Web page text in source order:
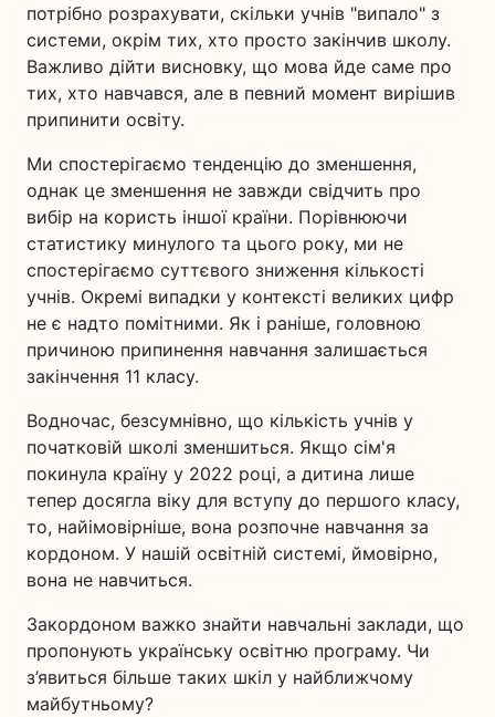
потрібно розрахувати, скільки учнів "випало" з
системи, окрім тих, хто просто закінчив школу.
Важливо дійти висновку, що мова йде саме про
тих, хто навчався, але в певний момент вирішив
припинити освіту.
Ми спостерігаємо тенденцію до зменшення,
однак це зменшення не завжди свідчить про
вибір на користь іншої країни. Порівнюючи
статистику минулого та цього року, ми не
спостерігаємо суттєвого зниження кількості
учнів. Окремі випадки у контексті великих цифр
не є надто помітними. Як і раніше, головною
причиною припинення навчання залишається
закінчення 11 класу.
Водночас, безсумнівно, що кількість учнів у
початковій школі зменшиться. Якщо сім'я
покинула країну у 2022 році, а дитина лише
тепер досягла віку для вступу до першого класу,
то, найімовірніше, вона розпочне навчання за
кордоном. У нашій освітній системі, ймовірно,
вона не навчиться.
Закордоном важко знайти навчальні заклади, що
пропонують українську освітню програму. Чи
з’явиться більше таких шкіл у найближчому
майбутньому?